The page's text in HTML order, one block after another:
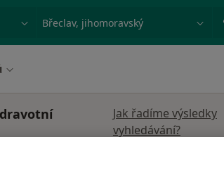
Město nebo region
Jak řadíme výsledky
vyhledávání?